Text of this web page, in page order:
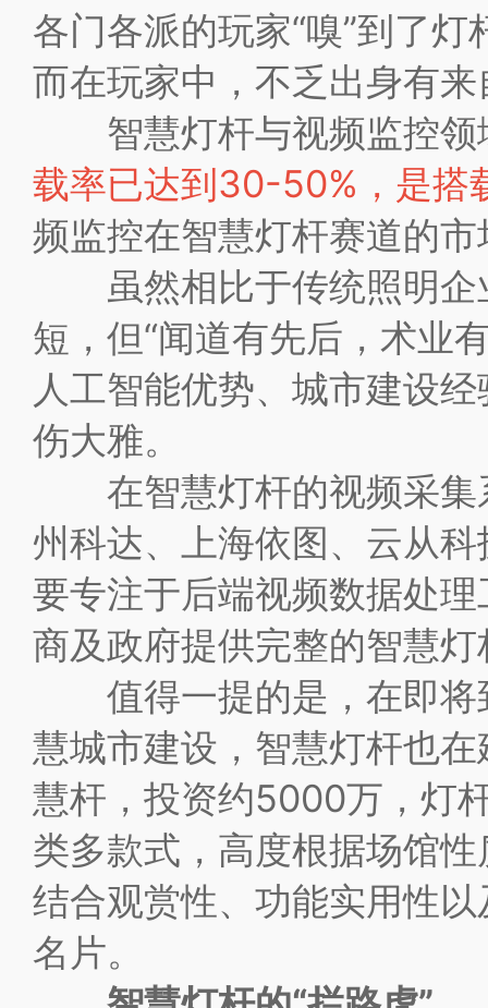
各门各派的玩家“嗅”到了
而在玩家中，不乏出身有
智慧灯杆与视频监控领
载率已达到30-50%，是搭
频监控在智慧灯杆赛道的
虽然相比于传统照明企
短，但“闻道有先后，术业
人工智能优势、城市建设
伤大雅。
在智慧灯杆的视频采集
州科达、上海依图、云从
要专注于后端视频数据处
商及政府提供完整的智慧
值得一提的是，在即将
慧城市建设，智慧灯杆也
慧杆，投资约5000万，灯
类多款式，高度根据场馆
结合观赏性、功能实用性
名片。